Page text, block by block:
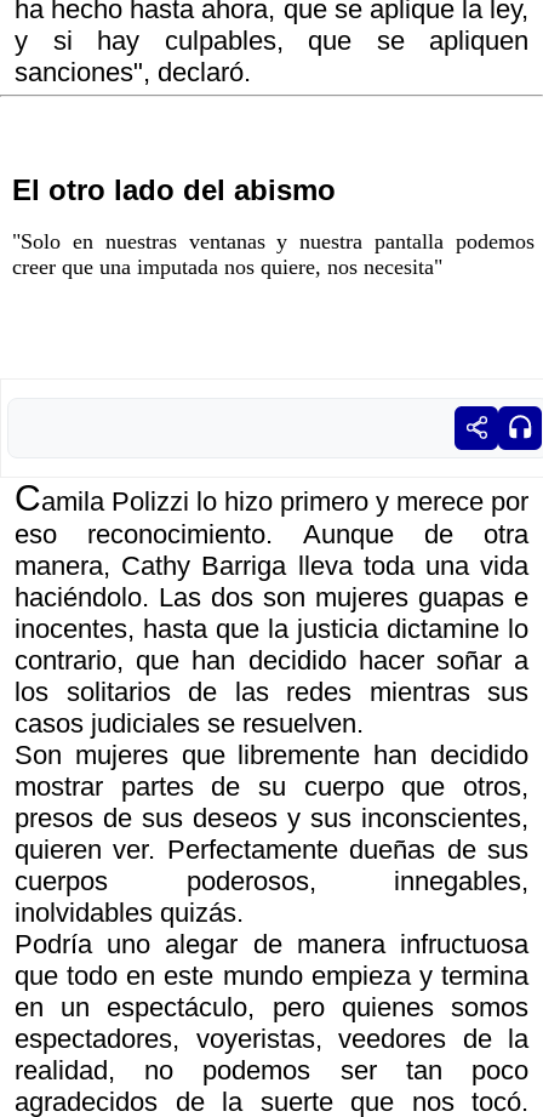
ha hecho hasta ahora, que se aplique la ley,
y si hay culpables, que se apliquen
sanciones", declaró.
El otro lado del abismo
"Solo en nuestras ventanas y nuestra pantalla podemos
creer que una imputada nos quiere, nos necesita"
Camila Polizzi lo hizo primero y merece por
eso reconocimiento. Aunque de otra
manera, Cathy Barriga lleva toda una vida
haciéndolo. Las dos son mujeres guapas e
inocentes, hasta que la justicia dictamine lo
contrario, que han decidido hacer soñar a
los solitarios de las redes mientras sus
casos judiciales se resuelven.
Son mujeres que libremente han decidido
mostrar partes de su cuerpo que otros,
presos de sus deseos y sus inconscientes,
quieren ver. Perfectamente dueñas de sus
cuerpos poderosos, innegables,
inolvidables quizás.
Podría uno alegar de manera infructuosa
que todo en este mundo empieza y termina
en un espectáculo, pero quienes somos
espectadores, voyeristas, veedores de la
realidad, no podemos ser tan poco
agradecidos de la suerte que nos tocó.